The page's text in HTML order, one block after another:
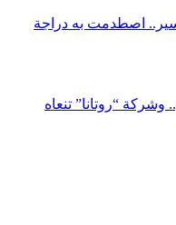
سير.. اصطدمت به دراجة
“روتانا” تنعاه